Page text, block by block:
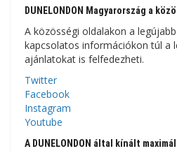
DUNELONDON Magyarország a
A közösségi oldalakon a
kapcsolatos információkon túl a
ajánlatokat is felfedezheti.
Twitter
Facebook
Instagram
Youtube
A DUNELONDON által kínált